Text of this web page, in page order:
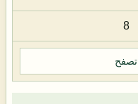
8
تصفح